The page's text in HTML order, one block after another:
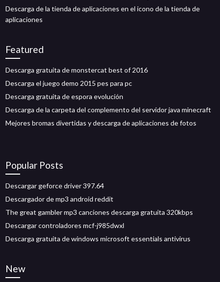
Descarga de la tienda de aplicaciones en el icono de la tienda de
aplicaciones
Featured
Descarga gratuita de monstercat best of 2016
Descarga el juego demo 2015 pes para pc
Descarga gratuita de espora evolución
Descarga de la carpeta del complemento del servidor java minecraft
Mejores bromas divertidas y descarga de aplicaciones de fotos
Popular Posts
Descargar geforce driver 397.64
Descargador de mp3 android reddit
The great gambler mp3 canciones descarga gratuita 320kbps
Descargar controladores mcf-j985dwxl
Descarga gratuita de windows microsoft essentials antivirus
New